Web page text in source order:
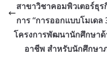
สาขาวิชาคอมพิวเตอร์ธุ
การ “การออกแบบโมเด
โครงการพัฒนานักศึกษา
อาชีพ สำหรับนักศึกษา